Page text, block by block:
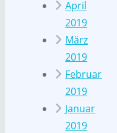
April
2019
März
2019
Februar
2019
Januar
2019